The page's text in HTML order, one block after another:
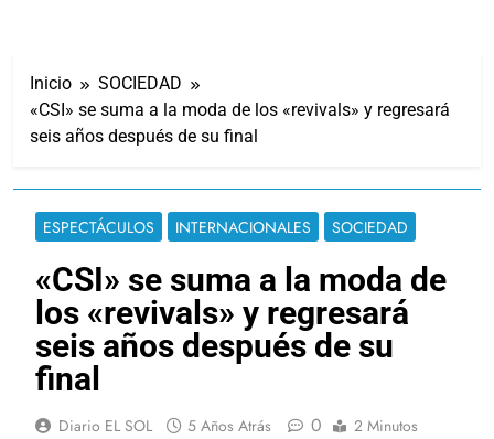
Inicio
SOCIEDAD
«CSI» se suma a la moda de los «revivals» y regresará
seis años después de su final
ESPECTÁCULOS INTERNACIONALES SOCIEDAD
«CSI» se suma a la moda de
los «revivals» y regresará
seis años después de su
final
Diario EL SOL 5 Años Atrás 0 2 Minutos